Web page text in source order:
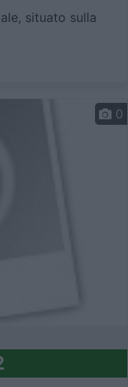
situato sulla
0